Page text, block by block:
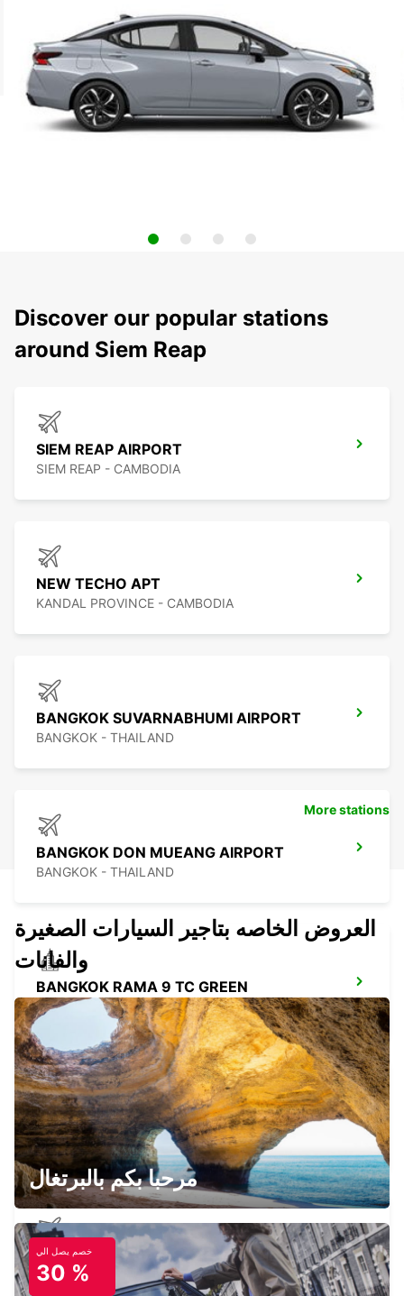
Discover our popular stations
around Siem Reap
SIEM REAP AIRPORT
SIEM REAP - CAMBODIA
NEW TECHO APT
KANDAL PROVINCE - CAMBODIA
BANGKOK SUVARNABHUMI AIRPORT
BANGKOK - THAILAND
BANGKOK DON MUEANG AIRPORT
BANGKOK - THAILAND
BANGKOK RAMA 9 TC GREEN
BANGKOK - THAILAND
BANGKOK DOWNTOWN SUKHUMVIT
BANGKOK - THAILAND
SAMUI INTERNATIONAL AIRPORT
KOH SAMUI - THAILAND
More stations
العروض الخاصه بتاجير السيارات الصغيرة
والفانات
مرحبا بكم بالبرتغال
خصم يصل الي
30 %